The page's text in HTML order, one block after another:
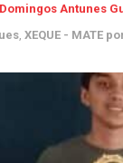
Domingos Antunes
XEQUE - MATE